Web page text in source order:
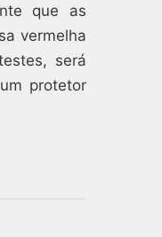
que as
vermelha
será
protetor